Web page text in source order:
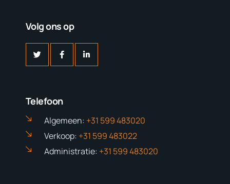
Volg ons op
Telefoon
Algemeen: +31 599 483020
Verkoop: +31 599 483022
Administratie: +31 599 483020